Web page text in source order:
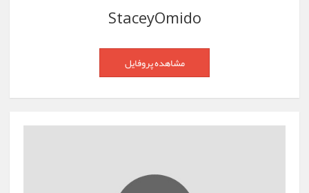
StaceyOmido
مشاهده پروفایل